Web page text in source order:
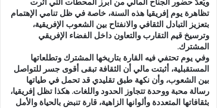
ويُعدّ حضور الجناح المالي من أبرز المحطات التي أثْرت
تظاهرة يوم إفريقيا هذه السنة، خاصة في ظل تنامي الإهتمام
بتعزيز التبادل الثقافي والانفتاح بين الشعوب الإفريقية،
وترسيخ قيم التقارب والتعاون داخل الفضاء الإفريقي
المشترك.
وفي يوم تحتفي فيه القارة بتاريخها المشترك وتطلعاتها
المستقبلية، أثبتت مالي أن الثقافة تبقى أقوى جسر للتواصل
بين الشعوب، وأن نكهة طبق تقليدي قد تحمل في طياتها
رسالة محبة ووحدة تتجاوز الحدود واللغات. هكذا تظل إفريقيا،
بثقافاتها المتعددة وألوانها الزاهية، قارة تنبض بالحياة والأمل